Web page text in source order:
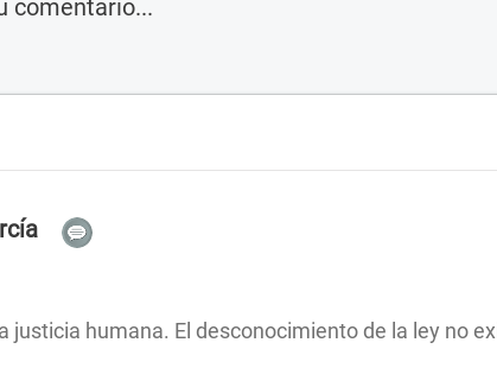
justicia humana. El desconocimiento de la ley no